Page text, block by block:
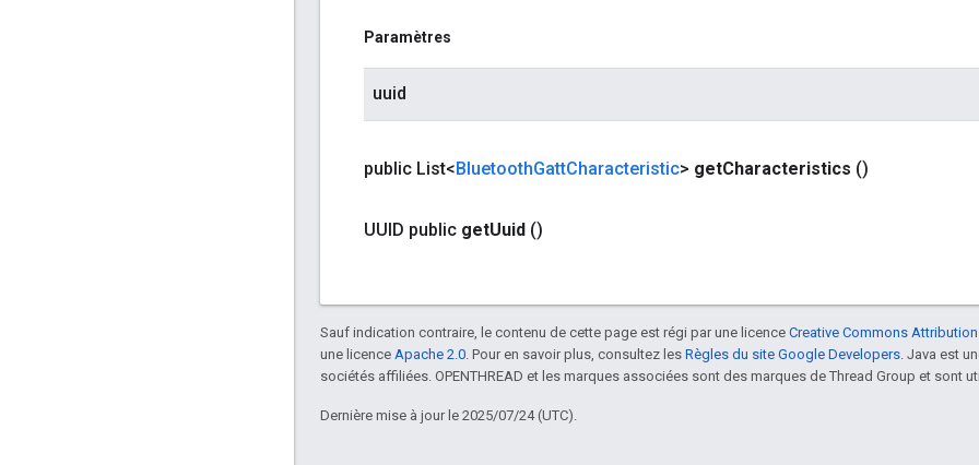
Paramètres
uuid
public List<BluetoothGattCharacteristic> getCharacteristics ()
UUID public getUuid ()
Sauf indication contraire, le contenu de cette page est régi par une licence Creative Commons
une licence Apache 2.0. Pour en savoir plus, consultez les Règles du site Google Developers. Java est
sociétés affiliées. OPENTHREAD et les marques associées sont des marques de Thread Group et sont
Dernière mise à jour le 2025/07/24 (UTC).